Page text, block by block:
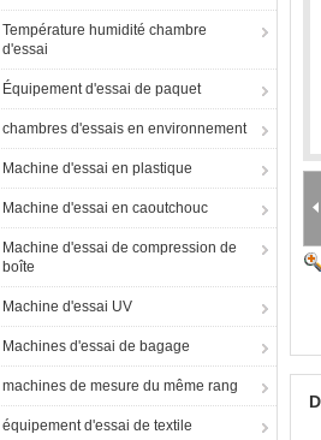
Température humidité chambre
d'essai
Équipement d'essai de paquet
chambres d'essais en environnement
Machine d'essai en plastique
Machine d'essai en caoutchouc
Machine d'essai de compression de
boîte
Machine d'essai UV
Machines d'essai de bagage
machines de mesure du même rang
équipement d'essai de textile